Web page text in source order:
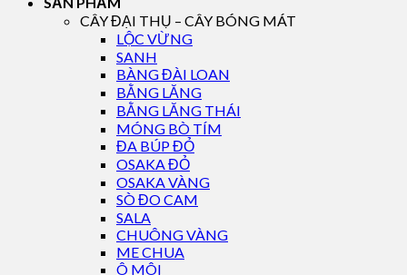
CÂY ĐẠI THỤ – CÂY BÓNG MÁT
LỘC VỪNG
SANH
BÀNG ĐÀI LOAN
BẰNG LĂNG
BẰNG LĂNG THÁI
MÓNG BÒ TÍM
ĐA BÚP ĐỎ
OSAKA ĐỎ
OSAKA VÀNG
SÒ ĐO CAM
SALA
CHUÔNG VÀNG
ME CHUA
Ô MÔI